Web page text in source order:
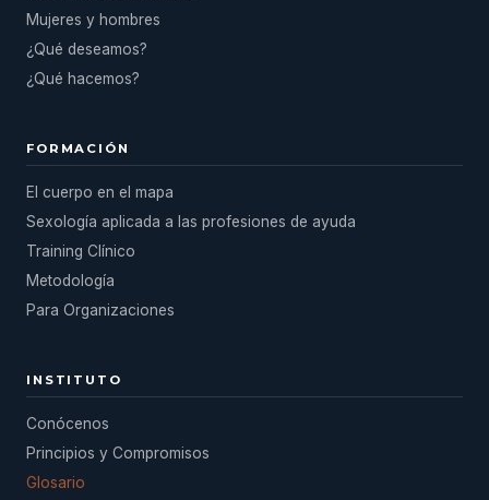
Mujeres y hombres
¿Qué deseamos?
¿Qué hacemos?
FORMACIÓN
El cuerpo en el mapa
Sexología aplicada a las profesiones de ayuda
Training Clínico
Metodología
Para Organizaciones
INSTITUTO
Conócenos
Principios y Compromisos
Glosario